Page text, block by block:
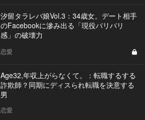
汐留タラレバ娘Vol.3：34歳女。デート相手
のFacebookに滲み出る「現役バリバリ
感」の破壊力
恋愛
Age32,年収上がらなくて。：転職するする
詐欺師？同期にディスられ転職を決意する
男
恋愛